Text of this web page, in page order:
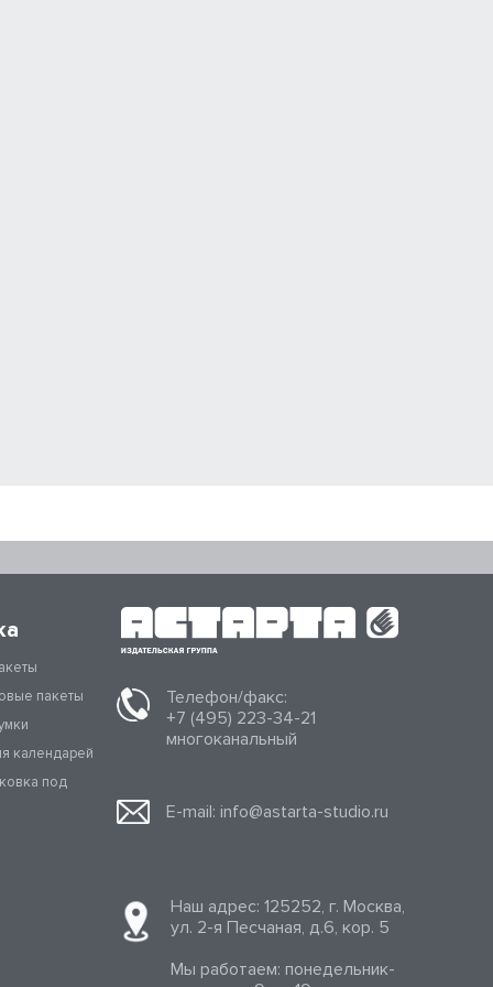
пакеты
календарей
под
Телефон/факс:
+7 (495) 223-34-21
многоканальный
E-mail: info@astarta-studio.ru
Наш адрес: 125252, г. Москва,
ул. 2-я Песчаная, д.6, кор. 5
Мы работаем: понедельник-